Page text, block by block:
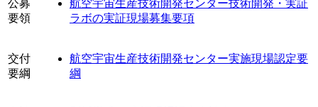
公募
要領
航空宇宙生産技術開発センター技術開発・実証
ラボの実証現場募集要項
交付
要綱
航空宇宙生産技術開発センター実施現場認定要
綱